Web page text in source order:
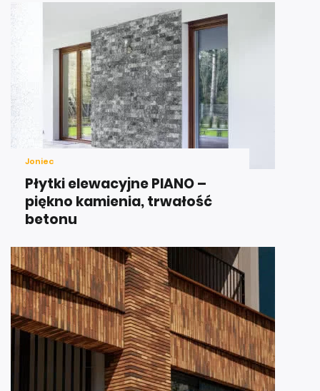
Joniec
Płytki elewacyjne PIANO –
piękno kamienia, trwałość
betonu